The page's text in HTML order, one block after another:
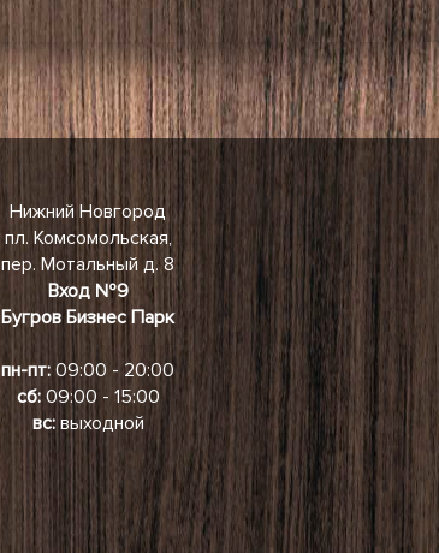
Нижний Новгород
пл. Комсомольская,
пер. Мотальный д. 8
Вход №9
Бугров Бизнес Парк
пн-пт: 09:00 - 20:00
сб:09:00 - 15:00
вс:выходной